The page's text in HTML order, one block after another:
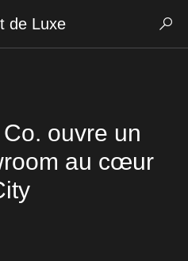
de Luxe
ouvre un
au cœur